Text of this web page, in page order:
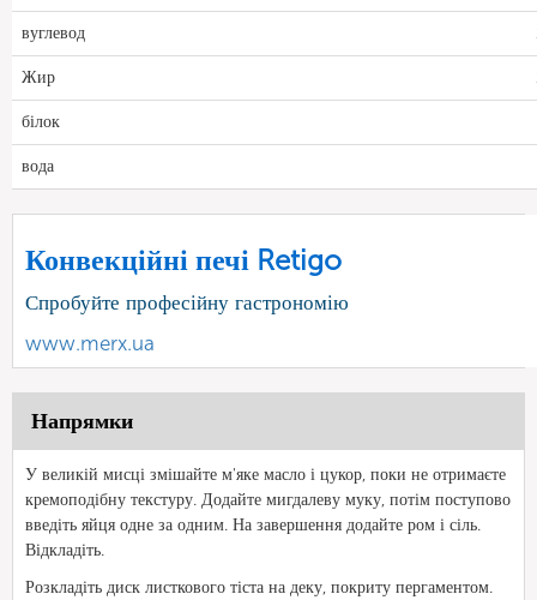
вуглевод
Жир
білок
вода
Конвекційні печі Retigo
Спробуйте професійну гастрономію
www.merx.ua
Напрямки
У великій мисці змішайте м'яке масло і цукор, поки не отримаєте
кремоподібну текстуру. Додайте мигдалеву муку, потім поступово
введіть яйця одне за одним. На завершення додайте ром і сіль.
Відкладіть.
Розкладіть диск листкового тіста на деку, покриту пергаментом.